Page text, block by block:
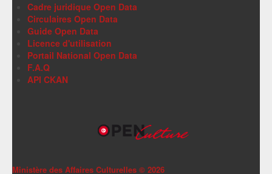
Cadre juridique Open Data
Circulaires Open Data
Guide Open Data
Licence d'utilisation
Portail National Open Data
F.A.Q
API CKAN
Ministère des Affaires Culturelles © 2026